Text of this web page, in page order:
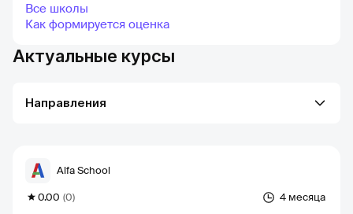
Все школы
Как формируется оценка
Актуальные курсы
Направления
4 месяца
0.00 (0)
Alfa School